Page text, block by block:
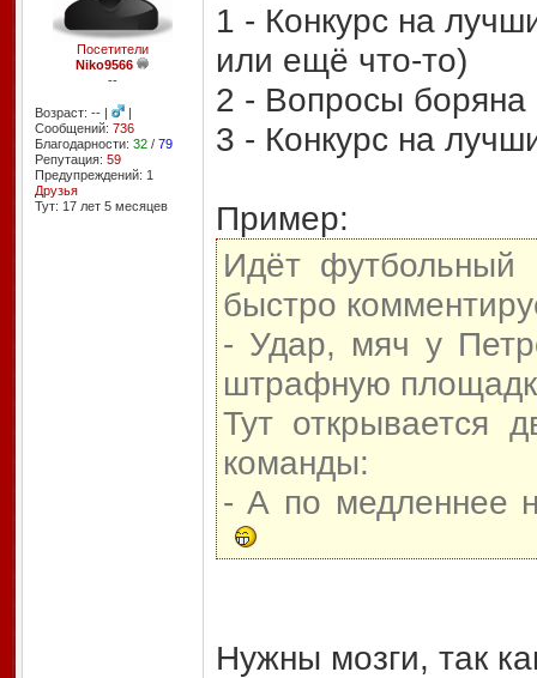
Посетители
Niko9566
--
Возраст: -- |
|
Сообщений: 736
Благодарности: 32/ 79
Репутация: 59
Предупреждений: 1
Друзья
Тут: 17 лет 5 месяцев
1 - Конкурс на
или ещё что-то)
2 - Вопросы боряна
3 - Конкурс на
Пример:
Идёт футбольный
быстро
- Удар, мяч у
штрафную
Тут открывается
команды:
- А по медленнее
Нужны мозги, так